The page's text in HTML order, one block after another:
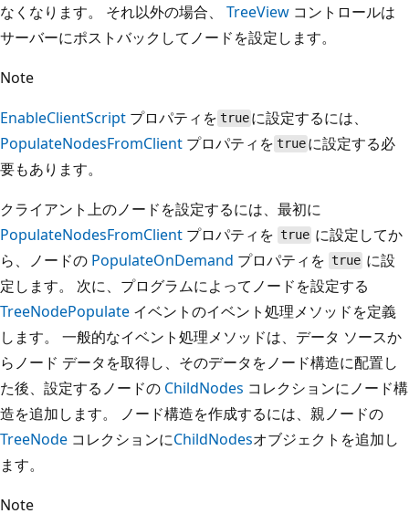
なくなります。 それ以外の場合、 TreeView コントロールは
サーバーにポストバックしてノードを設定します。
Note
EnableClientScript プロパティを true に設定するには、
PopulateNodesFromClient プロパティを true に設定する必
要もあります。
クライアント上のノードを設定するには、最初に
PopulateNodesFromClient プロパティを true に設定してか
ら、ノードの PopulateOnDemand プロパティを true に設
定します。 次に、プログラムによってノードを設定する
TreeNodePopulate イベントのイベント処理メソッドを定義
します。 一般的なイベント処理メソッドは、データ ソースか
らノード データを取得し、そのデータをノード構造に配置し
た後、設定するノードの ChildNodes コレクションにノード構
造を追加します。 ノード構造を作成するには、親ノードの
TreeNode コレクションにChildNodesオブジェクトを追加し
ます。
Note